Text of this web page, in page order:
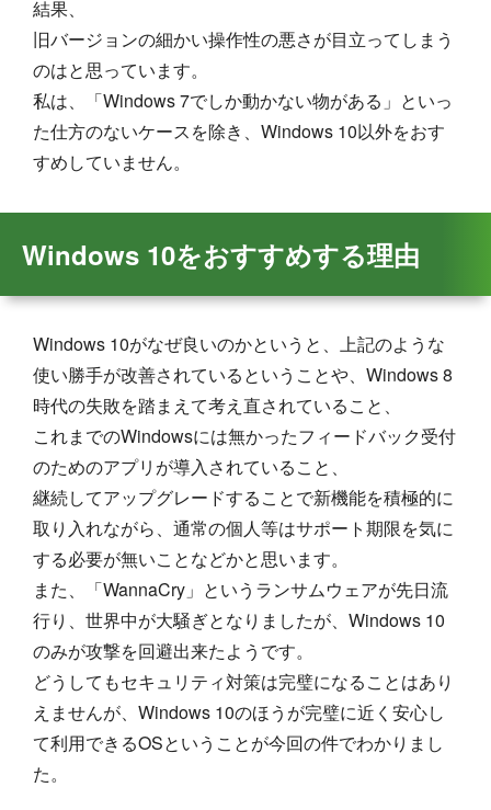
結果、
旧バージョンの細かい操作性の悪さが目立ってしまう
のはと思っています。
私は、「Windows 7でしか動かない物がある」といっ
た仕方のないケースを除き、Windows 10以外をおす
すめしていません。
Windows 10をおすすめする理由
Windows 10がなぜ良いのかというと、上記のような
使い勝手が改善されているということや、Windows 8
時代の失敗を踏まえて考え直されていること、
これまでのWindowsには無かったフィードバック受付
のためのアプリが導入されていること、
継続してアップグレードすることで新機能を積極的に
取り入れながら、通常の個人等はサポート期限を気に
する必要が無いことなどかと思います。
また、「WannaCry」というランサムウェアが先日流
行り、世界中が大騒ぎとなりましたが、Windows 10
のみが攻撃を回避出来たようです。
どうしてもセキュリティ対策は完璧になることはあり
えませんが、Windows 10のほうが完璧に近く安心し
て利用できるOSということが今回の件でわかりまし
た。